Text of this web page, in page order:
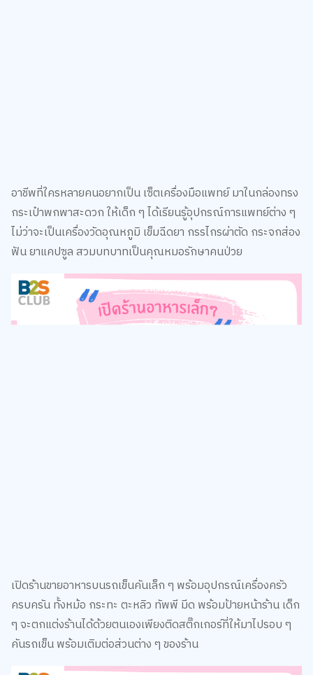
กระเป๋าพกพาสะดวก ให้เด็ก ๆ ได้เรียนรู้อุปกรณ์การแพทย์ต่าง ๆ
ไม่ว่าจะเป็นเครื่องวัดอุณหภูมิ เข็มฉีดยา กรรไกรผ่าตัด กระจกส่อง
ฟัน ยาแคปซูล สวมบทบาทเป็นคุณหมอรักษาคนป่วย
ครบครัน ทั้งหม้อ กระทะ ตะหลิว ทัพพี มีด พร้อมป้ายหน้าร้าน เด็ก
ๆ จะตกแต่งร้านได้ด้วยตนเองเพียงติดสติ๊กเกอร์ที่ให้มาไปรอบ ๆ
คันรถเข็น พร้อมเติมต่อส่วนต่าง ๆ ของร้าน